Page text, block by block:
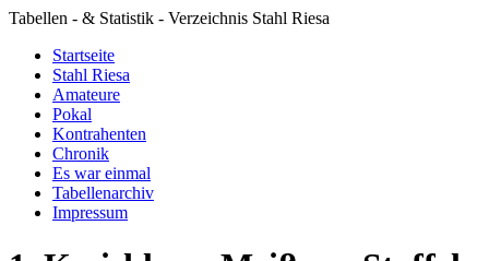
Tabellen - & Statistik - Verzeichnis Stahl Riesa
Startseite
Stahl Riesa
Amateure
Pokal
Kontrahenten
Chronik
Es war einmal
Tabellenarchiv
Impressum